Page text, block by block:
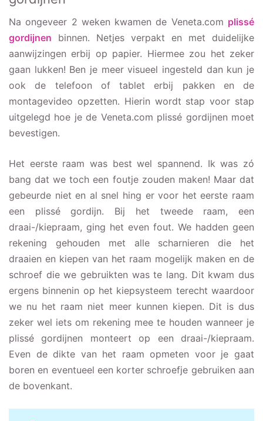
Na ongeveer 2 weken kwamen de Veneta.com plissé
gordijnen binnen. Netjes verpakt en met duidelijke
aanwijzingen erbij op papier. Hiermee zou het zeker
gaan lukken! Ben je meer visueel ingesteld dan kun je
ook de telefoon of tablet erbij pakken en de
montagevideo opzetten. Hierin wordt stap voor stap
uitgelegd hoe je de Veneta.com plissé gordijnen moet
bevestigen.
Het eerste raam was best wel spannend. Ik was zó
bang dat we toch een foutje zouden maken! Maar dat
gebeurde niet en al snel hing er voor het eerste raam
een plissé gordijn. Bij het tweede raam, een
draai-/kiepraam, ging het even fout. We hadden geen
rekening gehouden met alle scharnieren die het
draaien en kiepen van het raam mogelijk maken en de
schroef die we gebruikten was te lang. Dit kwam dus
ergens binnenin op het kiepsysteem terecht waardoor
we nu het raam niet meer kunnen kiepen. Dit is dus
zeker wel iets om rekening mee te houden wanneer je
plissé gordijnen monteert op een draai-/kiepraam.
Even de dikte van het raam opmeten voor je gaat
boren en eventueel een korter schroefje gebruiken aan
de bovenkant.